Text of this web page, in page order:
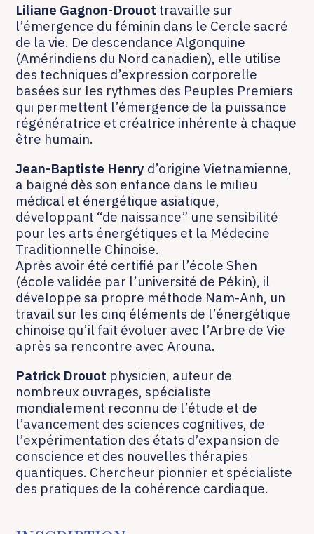
Liliane Gagnon-Drouot travaille sur
l’émergence du féminin dans le Cercle sacré
de la vie. De descendance Algonquine
(Amérindiens du Nord canadien), elle utilise
des techniques d’expression corporelle
basées sur les rythmes des Peuples Premiers
qui permettent l’émergence de la puissance
régénératrice et créatrice inhérente à chaque
être humain.
Jean-Baptiste Henry d’origine Vietnamienne,
a baigné dès son enfance dans le milieu
médical et énergétique asiatique,
développant “de naissance” une sensibilité
pour les arts énergétiques et la Médecine
Traditionnelle Chinoise.
Après avoir été certifié par l’école Shen
(école validée par l’université de Pékin), il
développe sa propre méthode Nam-Anh, un
travail sur les cinq éléments de l’énergétique
chinoise qu’il fait évoluer avec l’Arbre de Vie
après sa rencontre avec Arouna.
Patrick Drouot physicien, auteur de
nombreux ouvrages, spécialiste
mondialement reconnu de l’étude et de
l’avancement des sciences cognitives, de
l’expérimentation des états d’expansion de
conscience et des nouvelles thérapies
quantiques. Chercheur pionnier et spécialiste
des pratiques de la cohérence cardiaque.